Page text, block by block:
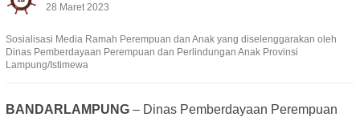
28 Maret 2023
Sosialisasi Media Ramah Perempuan dan Anak yang diselenggarakan oleh
Dinas Pemberdayaan Perempuan dan Perlindungan Anak Provinsi
Lampung/Istimewa
BANDARLAMPUNG – Dinas Pemberdayaan Perempuan